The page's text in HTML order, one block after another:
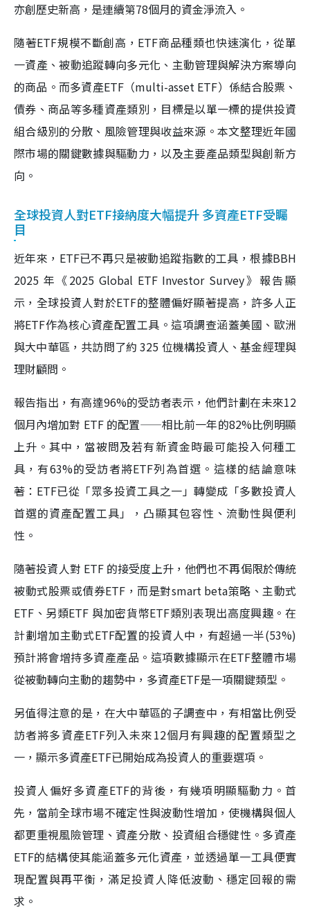
亦創歷史新高，是連續第78個月的資金淨流入。
隨著ETF規模不斷創高，ETF商品種類也快速演化，從單
一資產、被動追蹤轉向多元化、主動管理與解決方案導向
的商品。而多資產ETF（multi-asset ETF）係結合股票、
債券、商品等多種資產類別，目標是以單一標的提供投資
組合級別的分散、風險管理與收益來源。本文整理近年國
際市場的關鍵數據與驅動力，以及主要產品類型與創新方
向。
全球投資人對ETF接納度大幅提升 多資產ETF受矚
目
近年來，ETF已不再只是被動追蹤指數的工具，根據BBH
2025 年《2025 Global ETF Investor Survey》報告顯
示，全球投資人對於ETF的整體偏好顯著提高，許多人正
將ETF作為核心資產配置工具。這項調查涵蓋美國、歐洲
與大中華區，共訪問了約 325 位機構投資人、基金經理與
理財顧問。
報告指出，有高達96%的受訪者表示，他們計劃在未來12
個月內增加對 ETF 的配置——相比前一年的82%比例明顯
上升。其中，當被問及若有新資金時最可能投入何種工
具，有63%的受訪者將ETF列為首選。這樣的結論意味
著：ETF已從「眾多投資工具之一」轉變成「多數投資人
首選的資產配置工具」，凸顯其包容性、流動性與便利
性。
隨著投資人對 ETF 的接受度上升，他們也不再侷限於傳統
被動式股票或債券ETF，而是對smart beta策略、主動式
ETF、另類ETF 與加密貨幣ETF類別表現出高度興趣。在
計劃增加主動式ETF配置的投資人中，有超過一半(53%)
預計將會增持多資產產品。這項數據顯示在ETF整體市場
從被動轉向主動的趨勢中，多資產ETF是一項關鍵類型。
另值得注意的是，在大中華區的子調查中，有相當比例受
訪者將多資產ETF列入未來12個月有興趣的配置類型之
一，顯示多資產ETF已開始成為投資人的重要選項。
投資人偏好多資產ETF的背後，有幾項明顯驅動力。首
先，當前全球市場不確定性與波動性增加，使機構與個人
都更重視風險管理、資產分散、投資組合穩健性。多資產
ETF的結構使其能涵蓋多元化資產，並透過單一工具便實
現配置與再平衡，滿足投資人降低波動、穩定回報的需
求。